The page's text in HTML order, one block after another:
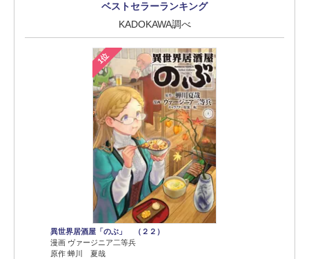
ベストセラーランキング
KADOKAWA調べ
1位
異世界居酒屋「のぶ」 （２２）
漫画 ヴァージニア二等兵
原作 蝉川 夏哉